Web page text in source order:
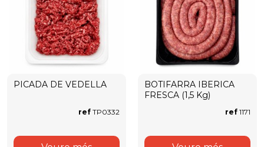
PICADA DE VEDELLA
ref TP0332
BOTIFARRA IBERICA
FRESCA (1,5 Kg)
ref 1171